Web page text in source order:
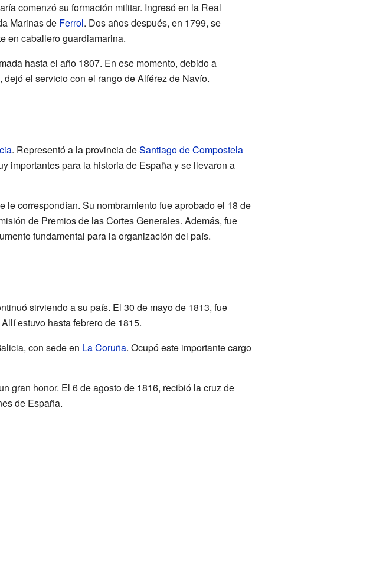
comenzó su formación militar. Ingresó en la Real
Marinas de Ferrol. Dos años después, en 1799, se
en caballero guardiamarina.
hasta el año 1807. En ese momento, debido a
dejó el servicio con el rango de Alférez de Navío.
. Representó a la provincia deSantiago de Compostela
importantes para la historia de España y se llevaron a
correspondían. Su nombramiento fue aprobado el 18 de
de Premios de las Cortes Generales. Además, fue
fundamental para la organización del país.
sirviendo a su país. El 30 de mayo de 1813, fue
estuvo hasta febrero de 1815.
con sede en La Coruña. Ocupó este importante cargo
gran honor. El 6 de agosto de 1816, recibió la cruz de
de España.